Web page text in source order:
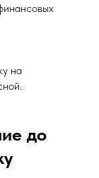
на
до